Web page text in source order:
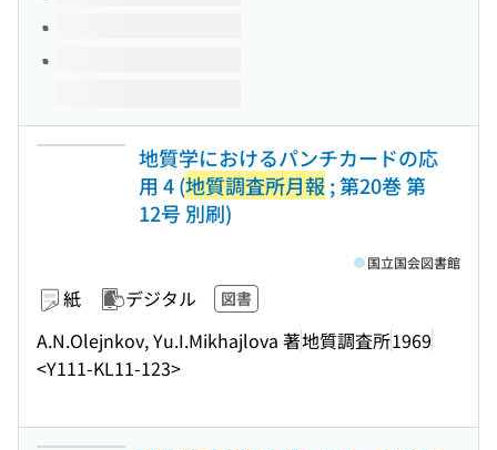
地質学におけるパンチカードの応
用 4 (地質調査所月報 ; 第20巻 第
12号 別刷)
紙 デジタル 図書
A.N.Olejnkov, Yu.I.Mikhajlova 著地質調査所1969
<Y111-KL11-123>
国立国会図書館